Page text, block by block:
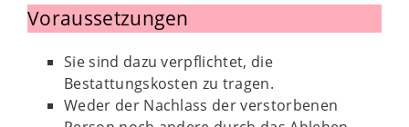
Voraussetzungen
Sie sind dazu verpflichtet, die
Bestattungskosten zu tragen.
Weder der Nachlass der verstorbenen